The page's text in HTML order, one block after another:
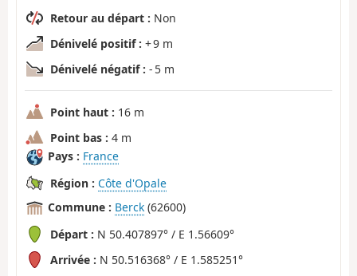
Retour au départ : Non
Dénivelé positif : + 9 m
Dénivelé négatif : - 5 m
Point haut : 16 m
Point bas : 4 m
Pays : France
Région : Côte d'Opale
Commune : Berck (62600)
Départ : N 50.407897° / E 1.56609°
Arrivée : N 50.516368° / E 1.585251°